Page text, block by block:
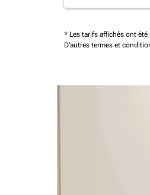
* Les tarifs affichés ont
D'autres termes et